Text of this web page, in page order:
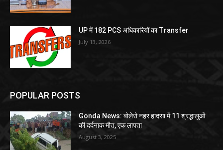
UP में 182 PCS अधिकारियों का Transfer
July 13, 2026
POPULAR POSTS
Gonda News: बोलेरो नहर हादसा में 11 श्रद्धालुओं
की दर्दनाक मौत, एक लापता
August 3, 2025